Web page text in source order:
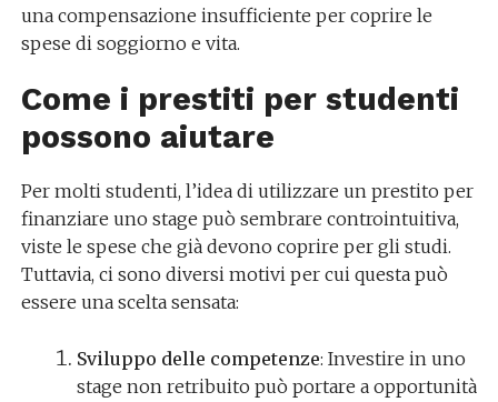
una compensazione insufficiente per coprire le
spese di soggiorno e vita.
Come i prestiti per studenti
possono aiutare
Per molti studenti, l’idea di utilizzare un prestito per
finanziare uno stage può sembrare controintuitiva,
viste le spese che già devono coprire per gli studi.
Tuttavia, ci sono diversi motivi per cui questa può
essere una scelta sensata:
Sviluppo delle competenze: Investire in uno
stage non retribuito può portare a opportunità